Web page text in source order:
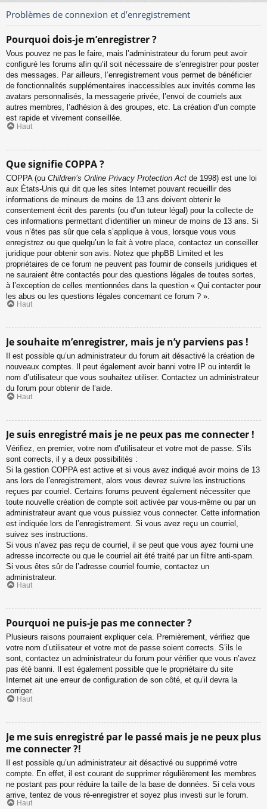
Problèmes de connexion et d’enregistrement
Pourquoi dois-je m’enregistrer ?
Vous pouvez ne pas le faire, mais l’administrateur du forum peut avoir
configuré les forums afin qu’il soit nécessaire de s’enregistrer pour poster
des messages. Par ailleurs, l’enregistrement vous permet de bénéficier
de fonctionnalités supplémentaires inaccessibles aux invités comme les
avatars personnalisés, la messagerie privée, l’envoi de courriels aux
autres membres, l’adhésion à des groupes, etc. La création d’un compte
est rapide et vivement conseillée.
Haut
Que signifie COPPA ?
COPPA (ou Children’s Online Privacy Protection Act de 1998) est une loi
aux États-Unis qui dit que les sites Internet pouvant recueillir des
informations de mineurs de moins de 13 ans doivent obtenir le
consentement écrit des parents (ou d’un tuteur légal) pour la collecte de
ces informations permettant d’identifier un mineur de moins de 13 ans. Si
vous n’êtes pas sûr que cela s’applique à vous, lorsque vous vous
enregistrez ou que quelqu’un le fait à votre place, contactez un conseiller
juridique pour obtenir son avis. Notez que phpBB Limited et les
propriétaires de ce forum ne peuvent pas fournir de conseils juridiques et
ne sauraient être contactés pour des questions légales de toutes sortes,
à l’exception de celles mentionnées dans la question « Qui contacter pour
les abus ou les questions légales concernant ce forum ? ».
Haut
Je souhaite m’enregistrer, mais je n’y parviens pas !
Il est possible qu’un administrateur du forum ait désactivé la création de
nouveaux comptes. Il peut également avoir banni votre IP ou interdit le
nom d’utilisateur que vous souhaitez utiliser. Contactez un administrateur
du forum pour obtenir de l’aide.
Haut
Je suis enregistré mais je ne peux pas me connecter !
Vérifiez, en premier, votre nom d’utilisateur et votre mot de passe. S’ils
sont corrects, il y a deux possibilités :
Si la gestion COPPA est active et si vous avez indiqué avoir moins de 13
ans lors de l’enregistrement, alors vous devrez suivre les instructions
reçues par courriel. Certains forums peuvent également nécessiter que
toute nouvelle création de compte soit activée par vous-même ou par un
administrateur avant que vous puissiez vous connecter. Cette information
est indiquée lors de l’enregistrement. Si vous avez reçu un courriel,
suivez ses instructions.
Si vous n’avez pas reçu de courriel, il se peut que vous ayez fourni une
adresse incorrecte ou que le courriel ait été traité par un filtre anti-spam.
Si vous êtes sûr de l’adresse courriel fournie, contactez un
administrateur.
Haut
Pourquoi ne puis-je pas me connecter ?
Plusieurs raisons pourraient expliquer cela. Premièrement, vérifiez que
votre nom d’utilisateur et votre mot de passe soient corrects. S’ils le
sont, contactez un administrateur du forum pour vérifier que vous n’avez
pas été banni. Il est également possible que le propriétaire du site
Internet ait une erreur de configuration de son côté, et qu’il devra la
corriger.
Haut
Je me suis enregistré par le passé mais je ne peux plus
me connecter ?!
Il est possible qu’un administrateur ait désactivé ou supprimé votre
compte. En effet, il est courant de supprimer régulièrement les membres
ne postant pas pour réduire la taille de la base de données. Si cela vous
arrive, tentez de vous ré-enregistrer et soyez plus investi sur le forum.
Haut